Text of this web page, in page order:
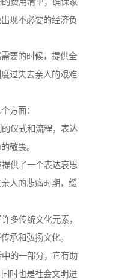
费用清单，确保家
现不必要的经济负
要的时候，提供全
过失去亲人的艰难
方面：
仪式和流程，表达
敬畏。
供了一个表达哀思
人的悲痛时期，缓
多传统文化元素，
承和弘扬文化。
的一部分，它有助
时也是社会文明进